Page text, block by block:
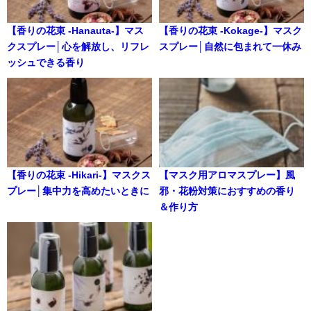
【香りの花束 -Hanauta-】マス
クスプレー│心を解放し、リフレ
ッシュできる香り
【香りの花束 -Kokage-】マスク
スプレー│自然に包まれて一休み
【香りの花束 -Hikari-】マスクス
プレー│集中力を高めたいときに
【マスク用アロマスプレー】風
邪・花粉対策におすすめの香り
＆作り方